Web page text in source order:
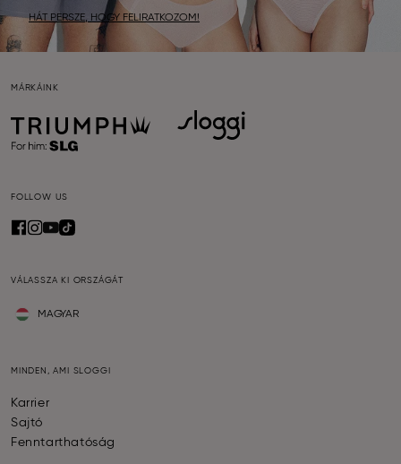
HÁT PERSZE, HOGY FELIRATKOZOM!
MÁRKÁINK
FOLLOW US
VÁLASSZA KI ORSZÁGÁT
MAGYAR
MINDEN, AMI SLOGGI
Karrier
Sajtó
Fenntarthatóság